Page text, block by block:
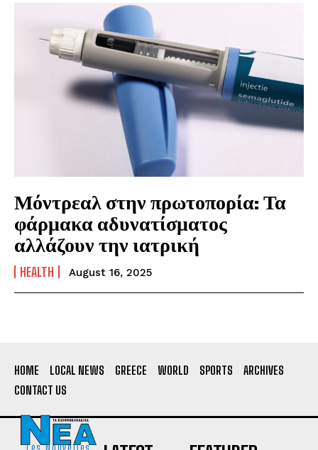
Μόντρεαλ στην πρωτοπορία: Τα
φάρμακα αδυνατίσματος
αλλάζουν την ιατρική
HEALTH August 16, 2025
HOME LOCAL NEWS GREECE WORLD SPORTS
ARCHIVES
CONTACT US